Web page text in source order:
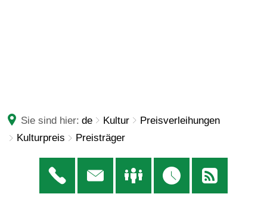
Sie sind hier: de Kultur
Preisverleihungen
Kulturpreis
Preisträger